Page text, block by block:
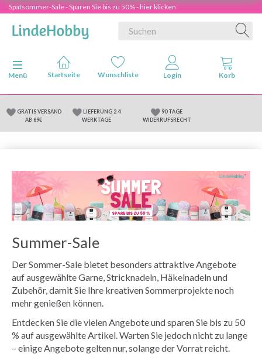
Spätsommer-Sale - Sparen Sie bis zu 50% - hier klicken
Anzeige ändern
Menü
GRATIS VERSAND
AB 69€
LIEFERUNG 2-4
WERKTAGE
90 TAGE
WIDERRUFSRECHT
Summer-Sale
Der Sommer-Sale bietet besonders attraktive Angebote
auf ausgewählte Garne, Stricknadeln, Häkelnadeln und
Zubehör, damit Sie Ihre kreativen Sommerprojekte noch
mehr genießen können.
Entdecken Sie die vielen Angebote und sparen Sie bis zu 50
% auf ausgewählte Artikel. Warten Sie jedoch nicht zu lange
– einige Angebote gelten nur, solange der Vorrat reicht.